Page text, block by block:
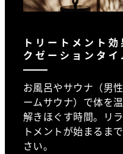
トリートメント
クゼーションタイ
お風呂やサウナ（男
ームサウナ）で体を
解きほぐす時間。リ
トメントが始まるま
さい。